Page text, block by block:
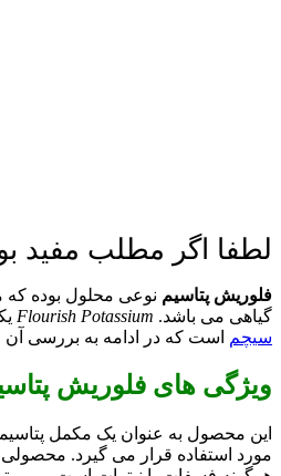
لطفا اگر مطلب مفید
فلوریش پتاسیم نوعی محلول بوده که
گیاهی می باشد.
Flourish Potassium
سیچم
است که در ادامه به بررسی آن
ویژگی های فلوریش
این محصول به عنوان یک مکمل
مورد استفاده قرار می گیرد. محصولی